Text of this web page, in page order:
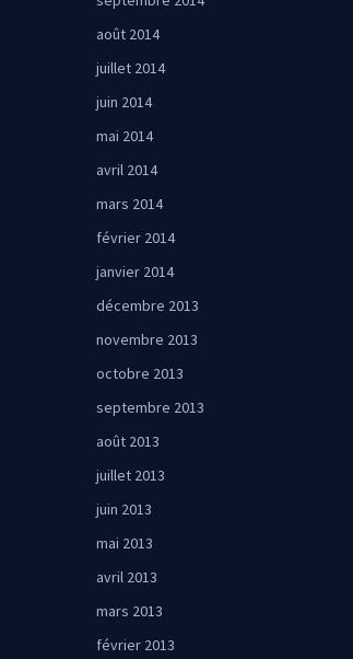
août 2014
juillet 2014
juin 2014
mai 2014
avril 2014
mars 2014
février 2014
janvier 2014
décembre 2013
novembre 2013
octobre 2013
septembre 2013
août 2013
juillet 2013
juin 2013
mai 2013
avril 2013
mars 2013
février 2013